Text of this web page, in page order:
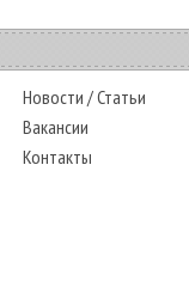
Новости /Статьи
Вакансии
Контакты